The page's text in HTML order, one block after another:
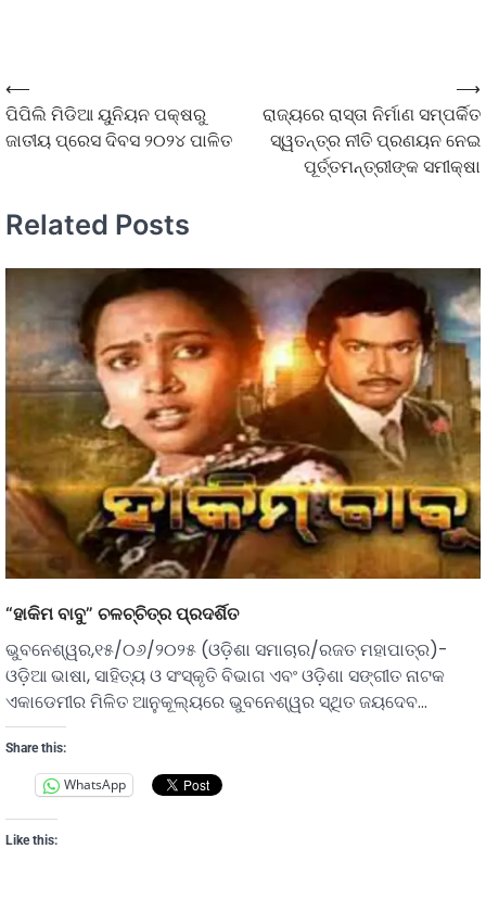
⟵
ପିପିଲି ମିଡିଆ ୟୁନିୟନ ପକ୍ଷରୁ
ଜାତୀୟ ପ୍ରେସ ଦିବସ ୨୦୨୪ ପାଳିତ
ରାଜ୍ୟରେ ରାସ୍ତା ନିର୍ମାଣ ସମ୍ପର୍କିତ
ସ୍ୱତନ୍ତ୍ର ନୀତି ପ୍ରଣୟନ ନେଇ
ପୂର୍ତ୍ତମନ୍ତ୍ରୀଙ୍କ ସମୀକ୍ଷା
⟶
Related Posts
“ହାକିମ ବାବୁ” ଚଳଚ୍ଚିତ୍ର ପ୍ରଦର୍ଶିତ
ଭୁବନେଶ୍ୱର,୧୫/୦୬/୨୦୨୫ (ଓଡ଼ିଶା ସମାଚାର/ରଜତ ମହାପାତ୍ର)-
ଓଡ଼ିଆ ଭାଷା, ସାହିତ୍ୟ ଓ ସଂସ୍କୃତି ବିଭାଗ ଏବଂ ଓଡ଼ିଶା ସଙ୍ଗୀତ ନାଟକ
ଏକାଡେମୀର ମିଳିତ ଆନୁକୂଲ୍ୟରେ ଭୁବନେଶ୍ୱର ସ୍ଥିତ ଜୟଦେବ…
Share this:
WhatsApp
Like this: